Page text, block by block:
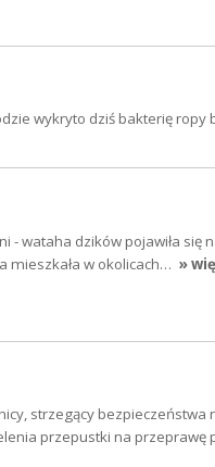
wykryto dziś bakterię ropy
- wataha dzików pojawiła się
mieszkała w okolicach… »
strzegący
przepustki na przeprawę